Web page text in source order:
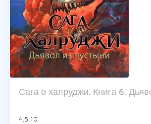
Сага о халруджи. Книга 6.
4,5 10